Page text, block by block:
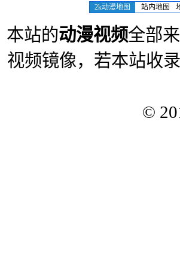
2k动漫地图 站内地图
本站的动漫视频全部
视频镜像，若本站收
©